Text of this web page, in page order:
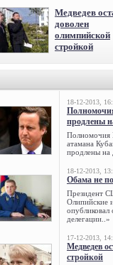
Медведев
доволен
олимпийской
стройкой
18-12-2013,
продлены
Полномочия
атамана
продлены на
18-12-2013,
Обама не
Президент
Олипийские
опубликовал
делегации..»
17-12-2013,
Медведев
стройкой